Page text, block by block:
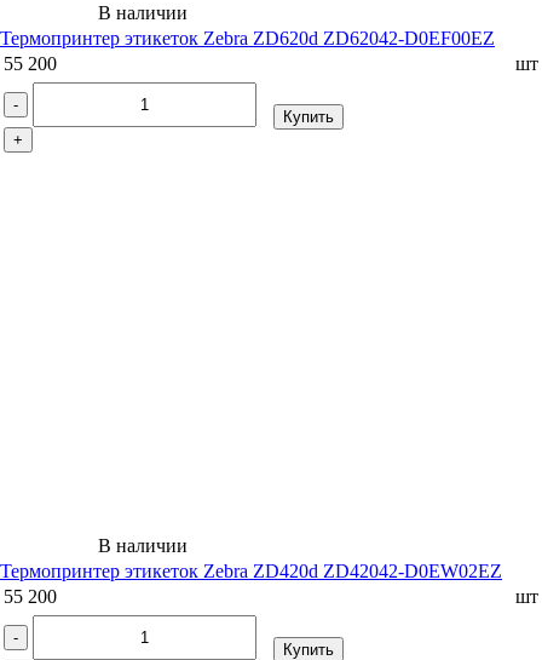
В наличии
Термопринтер этикеток Zebra ZD620d ZD62042-D0EF00EZ
55 200
шт
-
+
Купить
В наличии
Термопринтер этикеток Zebra ZD420d ZD42042-D0EW02EZ
55 200
шт
-
Купить